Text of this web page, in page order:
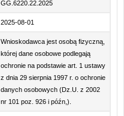
GG.6220.22.2025
2025-08-01
Wnioskodawca jest osobą fizyczną,
której dane osobowe podlegają
ochronie na podstawie art. 1 ustawy
z dnia 29 sierpnia 1997 r. o ochronie
danych osobowych (Dz.U. z 2002
nr 101 poz. 926 i późn,).